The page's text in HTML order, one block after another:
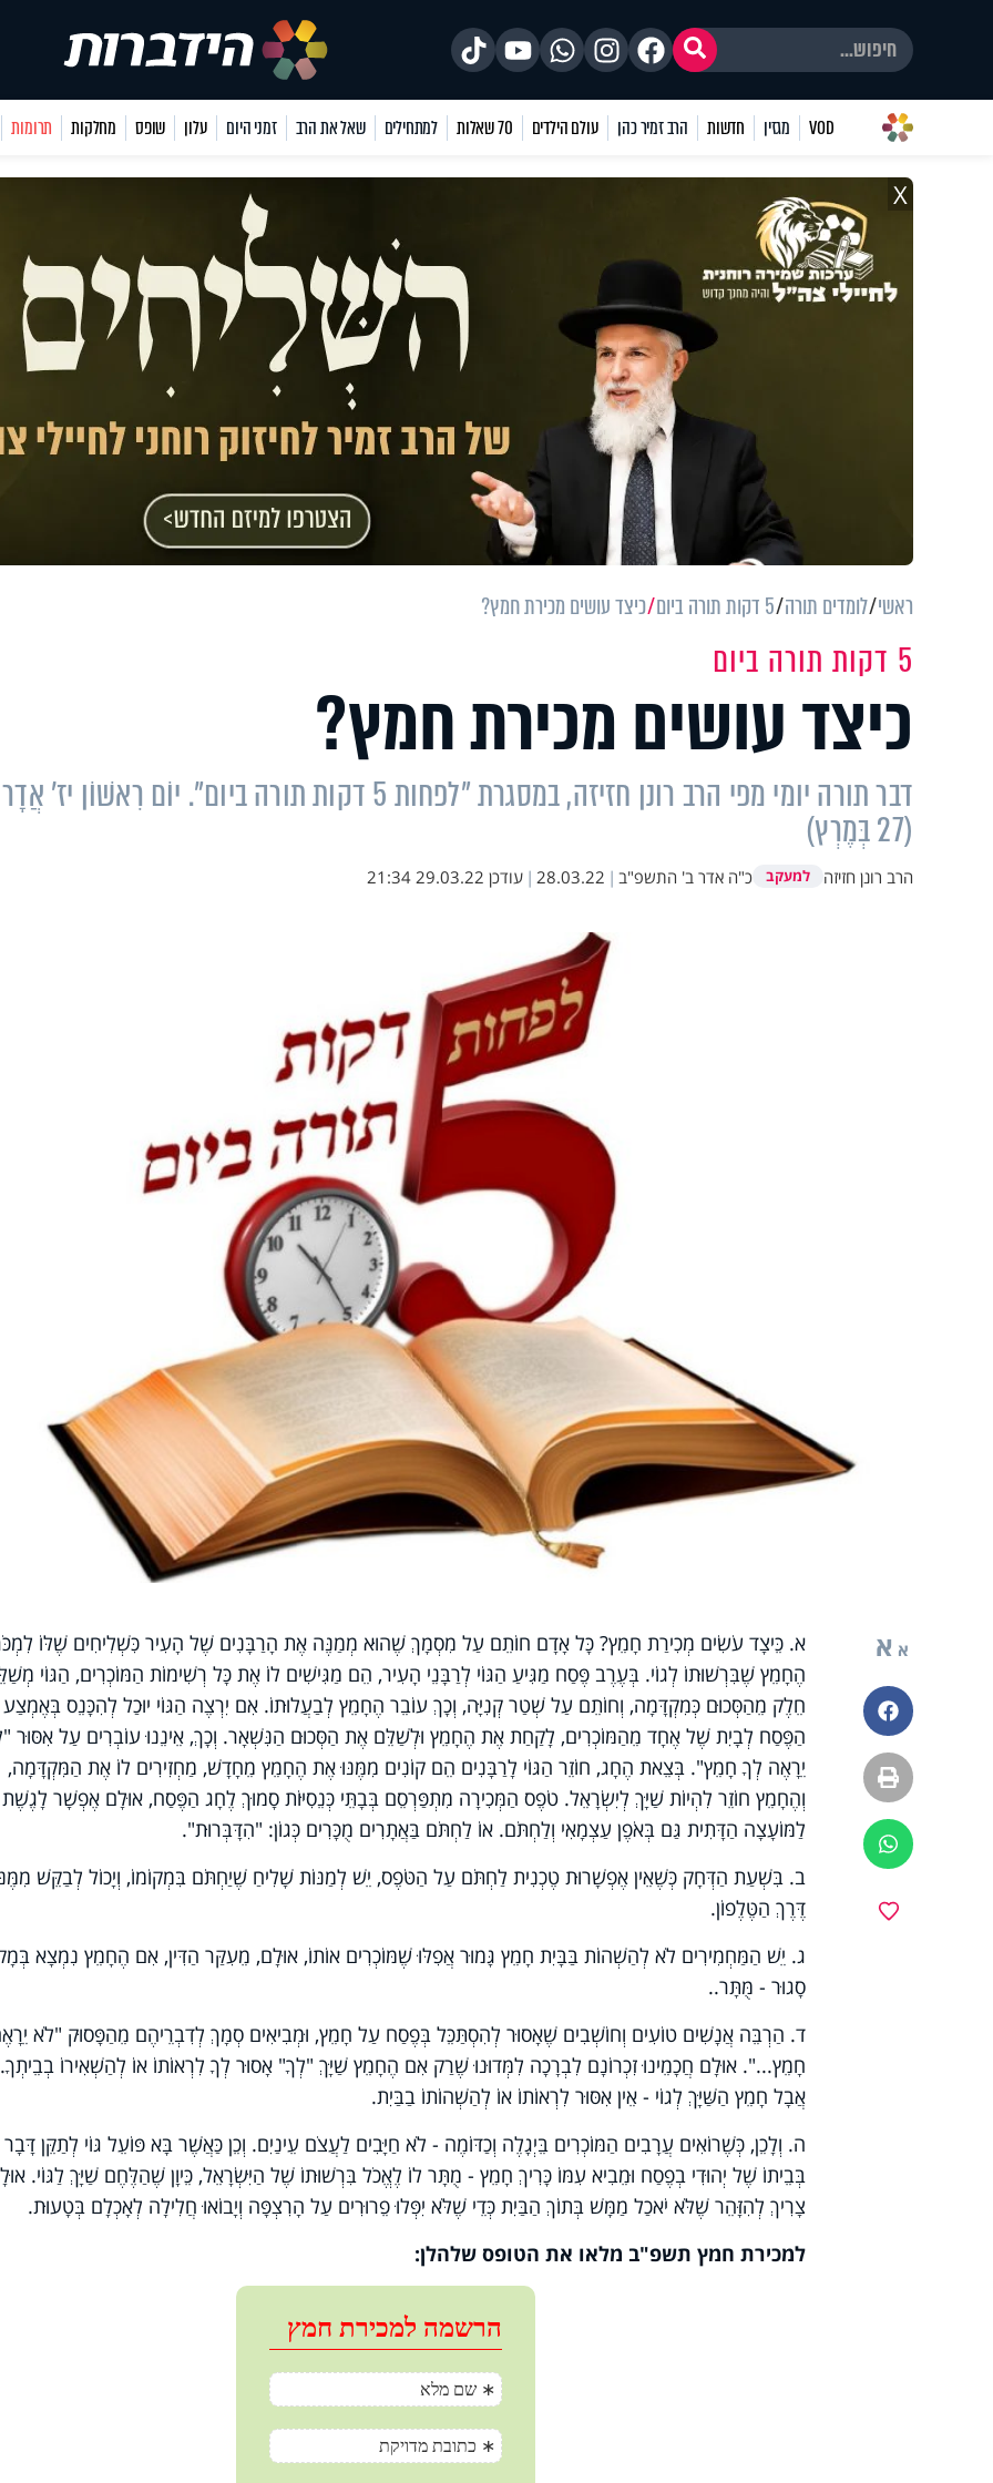
VOD מגזין חדשות הרב זמיר כהן עולם הילדים 70 שאלות למתחילים שאל את הרב זמני היום עלון שופס מחלקות תרומות
X
ראשי לומדים תורה 5 דקות תורה ביום כיצד עושים מכירת חמץ?
5 דקות תורה ביום
כיצד עושים מכירת חמץ?
דבר תורה יומי מפי הרב רונן חזיזה, במסגרת "לפחות 5 דקות תורה ביום". יוֹם רִאשׁוֹן
(27 בְּמֶרְץ)
הרב רונן חזיזה למעקב כ"ה אדר ב' התשפ"ב |
28.03.22
| עודכן 29.03.22 21:34
א א
פייסבוק
הדפסה
ווטסאפ
א. כֵּיצָד עֹשִׂים מְכִירַת חָמֵץ? כָּל אָדָם חוֹתֵם עַל מִסְמָךְ שֶׁהוּא מְמַנֶּה אֶת הָרַבָּנִים שֶׁל הָעִיר כִּשְׁלִיחִים שֶׁלּוֹ
הֶחָמֵץ שֶׁבִּרְשׁוּתוֹ לְגוֹי. בְּעֶרֶב פֶּסַח מַגִּיעַ הַגּוֹי לְרַבָּנֵי הָעִיר, הֵם מַגִּישִׁים לוֹ אֶת כָּל רְשִׁימוֹת הַמּוֹכְרִים, הַגּוֹי
חֵלֶק מֵהַסְּכוּם כְּמִקְדָּמָה, וְחוֹתֵם עַל שְׁטַר קְנִיָּה, וְכָךְ עוֹבֵר הֶחָמֵץ לְבַעֲלוּתוֹ. אִם יִרְצֶה הַגּוֹי יוּכַל לְהִכָּנֵס בְּאֶמְצַע
הַפֶּסַח לְבָיִת שֶׁל אֶחָד מֵהַמּוֹכְרִים, לָקַחַת אֶת הֶחָמֵץ וּלְשַׁלֵּם אֶת הַסְּכוּם הַנִּשְׁאָר. וְכָךְ, אֵינֵנוּ עוֹבְרִים עַל אִסּוּר
יֵרָאֶה לְךָ חָמֵץ". בְּצֵאת הֶחָג, חוֹזֵר הַגּוֹי לָרַבָּנִים הֵם קוֹנִים מִמֶּנּוּ אֶת הֶחָמֵץ מֵחָדָשׁ, מַחְזִירִים לוֹ אֶת הַמִּקְדָּמָה,
וְהֶחָמֵץ חוֹזֵר לִהְיוֹת שַׁיָּךְ לְיִשְׂרָאֵל. טֹפֶס הַמְּכִירָה מִתְפַּרְסֵם בְּבָתֵּי כְּנֵסִיּוֹת סָמוּךְ לֶחָג הַפֶּסַח, אוּלָם אֶפְשָׁר לָגֶשֶׁת
לַמּוֹעָצָה הַדָּתִית גַּם בְּאֹפֶן עַצְמָאִי וְלַחְתֹּם. אוֹ לַחְתֹּם בַּאֲתָרִים מֻכָּרִים כְּגוֹן: "הִדָּבְּרוּת".
ב. בִּשְׁעַת הַדְּחָק כְּשֶׁאֵין אֶפְשָׁרוּת טֶכְנִית לַחְתֹּם עַל הַטֹּפֶס, יֵשׁ לְמַנּוֹת שָׁלִיחַ שֶׁיַחְתֹּם בִּמְקוֹמוֹ, וְיָכוֹל לְבַקֵּשׁ
דֶּרֶךְ הַטֶּלֶפוֹן.
ג. יֵשׁ הַמַּחְמִירִים לֹא לְהַשְׁהוֹת בַּבָּיִת חָמֵץ גָּמוּר אֲפִלּוּ שֶׁמּוֹכְרִים אוֹתוֹ, אוּלָם, מֵעִקַּר הַדִּין, אִם הֶחָמֵץ נִמְצָא
סָגוּר - מֻּתָּר..
ד. הַרְבֵּה אֲנָשִׁים טוֹעִים וְחוֹשְׁבִים שֶׁאָסוּר לְהִסְתַּכֵּל בְּפֶסַח עַל חָמֵץ, וּמְבִיאִים סְמָךְ לְדִבְרֵיהֶם מֵהַפָּסוּק "לֹא
חָמֵץ...". אוּלָם חֲכָמֵינוּ זִכְרוֹנָם לִבְרָכָה לִמְּדוּנוּ שֶׁרַק אִם הֶחָמֵץ שַׁיָּךְ "לְךָ" אָסוּר לְךָ לִרְאוֹתוֹ אוֹ לְהַשְׁאִירוֹ בְבֵיתְךָ.
אֲבָל חָמֵץ הַשַּׁיָּךְ לְגוֹי - אֵין אִסּוּר לִרְאוֹתוֹ אוֹ לְהַשְׁהוֹתוֹ בַבַּיִת.
ה. וְלָכֵן, כְּשֶׁרוֹאִים עֲרָבִים הַמּוֹכְרִים בֵּיְגָלֶה וְכַדּוֹמֶה - לֹא חַיָּבִים לַעֲצֹם עֵינַיִם. וְכֵן כַּאֲשֶׁר בָּא פּוֹעֵל גּוֹי לְתַקֵּן דָּבָר
בְּבֵיתוֹ שֶׁל יְהוּדִי בְפֶסַח וּמֵבִיא עִמּוֹ כָּרִיךְ חָמֵץ - מֻתָּר לוֹ לֶאֱכֹל בִּרְשׁוּתוֹ שֶׁל הַיִּשְׂרָאֵל, כֵּיוָן שֶׁהַלֶּחֶם שַׁיָּךְ לַגּוֹי.
צָרִיךְ לְהִזָּהֵר שֶׁלֹּא יֹאכַל מַמָּשׁ בְּתוֹךְ הַבַּיִת כְּדֵי שֶׁלֹּא יִפְּלוּ פֵרוּרִים עַל הָרִצְפָּה וְיָבוֹאוּ חֲלִילָה לְאָכְלָם בְּטָעוּת.
למכירת חמץ תשפ"ב מלאו את הטופס שלהלן: